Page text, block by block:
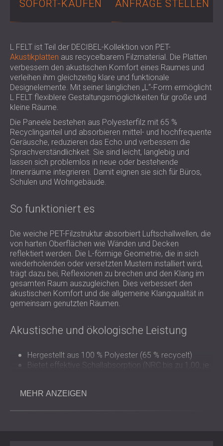
SCHALLSCHUTZ UND AKUSTIK FÜR
AKUSTIKLÖSUNGEN FÜR
EINZELHANDELSFLÄCHEN
SCHALLSCHUTZ UND AKUSTIK FÜR
BILDUNGSEINRICHTUNGEN
SCHALLSCHUTZ UND AKUSTIK FÜR
GESUNDHEITSEINRICHTUNGE
SCHALLSCHUTZ UND
AKUSTIKLÖSUNGEN FÜR DEN
AUDIOLOGIEBEREICH
SCHALLDÄMMUNG UND
AKUSTIKLÖSUNGEN FÜR
RECHENZENTREN
POLAND (PL)
USA (US)
SOUTH AFRICA (ZA)
SOFORT-KAUFEN ANFRAGE STELLEN
L FELT ist Teil der DECIBEL-Kollektion von PET-
Akustikplatten aus recycelbarem Filzmaterial. Die Platten
verbessern den akustischen Komfort eines Raumes und
verleihen ihm gleichzeitig klare und funktionale
Designelemente. Mit seiner länglichen „L“-Form ermöglicht
L FELT flexiblere Gestaltungsmöglichkeiten für große und
kleine Räume.
Die Paneele bestehen aus Polyesterfilz mit 65 %
Recyclinganteil und absorbieren mittel- und hochfrequente
Geräusche, reduzieren das Echo und verbessern die
Sprachverständlichkeit. Sie sind leicht, langlebig und
lassen sich problemlos in neue oder bestehende
Innenräume integrieren. Damit eignen sie sich für Büros,
Schulen und Wohngebäude.
So funktioniert es
Die weiche PET-Filzstruktur absorbiert Luftschallwellen, die
von harten Oberflächen wie Wänden und Decken
reflektiert werden. Die L-förmige Geometrie, die in sich
wiederholenden oder versetzten Mustern installiert wird,
trägt dazu bei, Reflexionen zu brechen und den Klang im
gesamten Raum auszugleichen. Dies verbessert den
akustischen Komfort und die allgemeine Klangqualität in
gemeinsam genutzten Räumen.
Akustische und ökologische Leistung
Hergestellt aus 100 % Polyester (65 % recycelt)
Bietet effektive Schallabsorption (NRC bis zu 1,00, je
Vollständig recycelbar und mit emissionsarmen,
MEHR ANZEIGEN